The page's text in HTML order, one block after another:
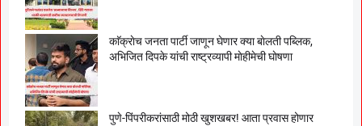
काॅक्राेच जनता पार्टी जाणून घेणार क्या बाेलती पब्लिक,
अभिजित दिपके यांची राष्ट्रव्यापी माेहीमेची घाेषणा
पुणे-पिंपरीकरांसाठी मोठी खुशखबर! आता प्रवास होणार